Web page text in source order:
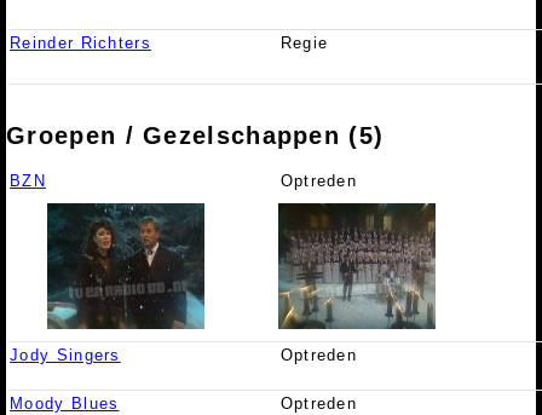
Reinder Richters Regie
Groepen / Gezelschappen (5)
BZN Optreden
Jody Singers Optreden
Moody Blues Optreden